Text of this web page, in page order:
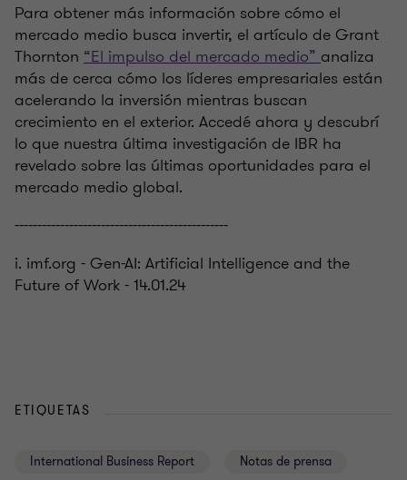
Para obtener más información sobre cómo el
mercado medio busca invertir, el artículo de Grant
Thornton “El impulso del mercado medio”analiza
más de cerca cómo los líderes empresariales están
acelerando la inversión mientras buscan
crecimiento en el exterior. Accedé ahora y descubrí
lo que nuestra última investigación de IBR ha
revelado sobre las últimas oportunidades para el
mercado medio global.
-----------------------------------------------
i. imf.org - Gen-AI: Artificial Intelligence and the
Future of Work - 14.01.24
ETIQUETAS
International Business Report Notas de prensa